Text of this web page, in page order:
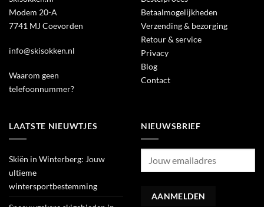
Modem 20-A
7741 MJ Coevorden
info@skisokken.nl
Waarom geen
telefoonnummer?
Betaalmogelijkheden
Verzending & bezorging
Retour & service
Privacy
Blog
Contact
LAATSTE NIEUWTJES
Skiën in Winterberg: Jouw
ultieme
wintersportbestemming
NIEUWSBRIEF